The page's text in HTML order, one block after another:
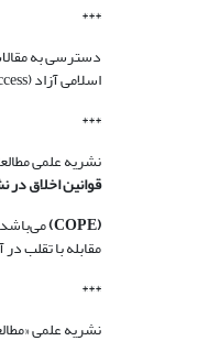
***
دسترسی به
اسلامی آزاد (Open Access) است.
***
نشریه علمی
قوانین اخلاق در
(COPE)
می‌باشد
مقابله با تقلب
***
نشریه علمی